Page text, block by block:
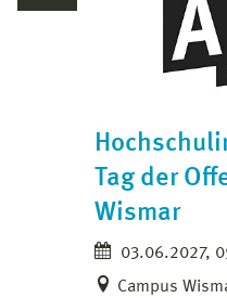
Tag der
Wismar
03.06.2027,
Campus